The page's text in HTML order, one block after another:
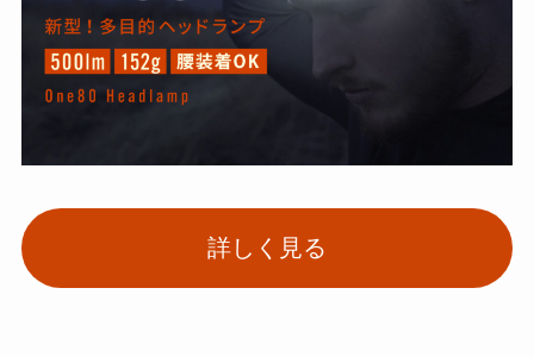
詳しく見る